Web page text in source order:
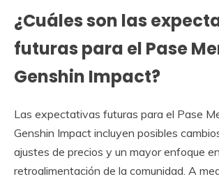
¿Cuáles son las
futuras para el Pase
Genshin Impact?
Las expectativas futuras para el Pase
Genshin Impact incluyen posibles
ajustes de precios y un mayor enfoque
retroalimentación de la comunidad. A